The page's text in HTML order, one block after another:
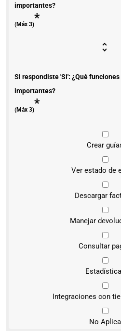
importantes?
(Máx 3)*
Si respondiste 'Sí': ¿Qué
importantes?
(Máx 3)*
Crear
Ver estado de
Descargar
Manejar
Consultar
Integraciones con
No Aplica